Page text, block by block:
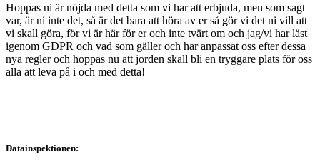
Hoppas ni är nöjda med detta som vi har att erbjuda, men som sagt
var, är ni inte det, så är det bara att höra av er så gör vi det ni vill att
vi skall göra, för vi är här för er och inte tvärt om och jag/vi har läst
igenom GDPR och vad som gäller och har anpassat oss efter dessa
nya regler och hoppas nu att jorden skall bli en tryggare plats för oss
alla att leva på i och med detta!
Datainspektionen: